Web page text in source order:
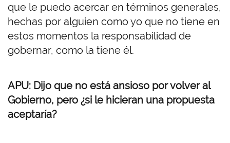
que le puedo acercar en términos generales,
hechas por alguien como yo que no tiene en
estos momentos la responsabilidad de
gobernar, como la tiene él.
APU: Dijo que no está ansioso por volver al
Gobierno, pero ¿si le hicieran una propuesta
aceptaría?